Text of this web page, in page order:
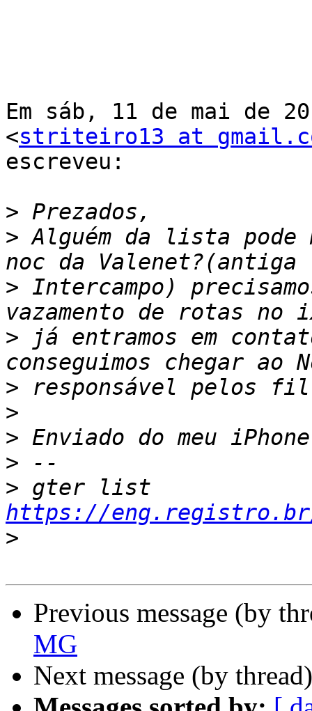
Em sáb, 11 de mai de
<striteiro13 at
escreveu:
>
> Alguém da lista pode
> Intercampo)
> já entramos em
>
>
>
>
>
https://
>
Previous message (by
MG
Next message (by